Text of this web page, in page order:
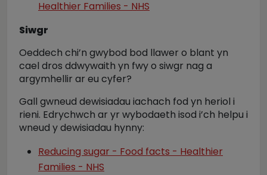
Healthier Families - NHS
Siwgr
Oeddech chi’n gwybod bod llawer o blant yn
cael dros ddwywaith yn fwy o siwgr nag a
argymhellir ar eu cyfer?
Gall gwneud dewisiadau iachach fod yn heriol i
rieni. Edrychwch ar yr wybodaeth isod i’ch helpu i
wneud y dewisiadau hynny:
Reducing sugar - Food facts - Healthier
Families - NHS